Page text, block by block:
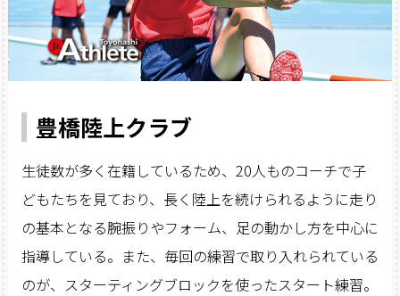
豊橋陸上クラブ
生徒数が多く在籍しているため、20人ものコーチで子
どもたちを見ており、長く陸上を続けられるように走り
の基本となる腕振りやフォーム、足の動かし方を中心に
指導している。また、毎回の練習で取り入れられている
のが、スターティングブロックを使ったスタート練習。